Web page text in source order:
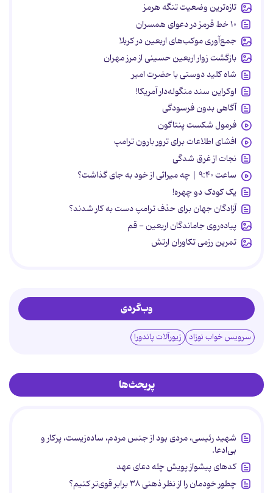
تازه‌ترین وضعیت تنگه هرمز
۱۰ خط قرمز در دعوای همسران
جمع‌آوری موکب‌های اربعین در کربلا
بازگشت زوار اربعین حسینی از مرز مهران
شاه کلید دوستی با حضرت امیر
اوکراین سند منگوله‌دار آمریکا!
آگاهی بدون فرسودگی
فرمول شکست پنتاگون
افشای اطلاعات برای ترور بارون ترامپ
نجات از غرق شدگی
ساعت ۹:۴۰ | چه میراثی از خود به جای گذاشت؟
یک کودک دو چهره!
آزادگان جهان برای حذف ترامپ دست به کار شدند؟
پیاده‌روی جاماندگان اربعین - قم
تمرین رزمی تکاوران ارتش
وب‌گردی
سرویس خواب نوزاد زیورآلات پاندورا
پربحث‌ها
شهید رئیسی، مردی بود از جنس مردم، ساده‌زیست، پرکار و
بی‌ادعا.
کدهای پیشواز پویش چله دعای عهد
چطور خودمان را از نظر ذهنی ۳۸ برابر قوی‌تر کنیم؟